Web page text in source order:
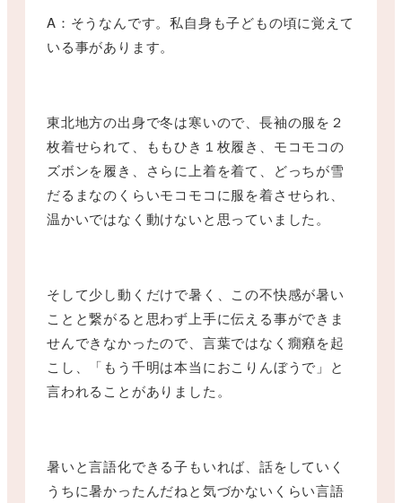
A：そうなんです。私自身も子どもの頃に覚えて
いる事があります。
東北地方の出身で冬は寒いので、長袖の服を２
枚着せられて、ももひき１枚履き、モコモコの
ズボンを履き、さらに上着を着て、どっちが雪
だるまなのくらいモコモコに服を着させられ、
温かいではなく動けないと思っていました。
そして少し動くだけで暑く、この不快感が暑い
ことと繋がると思わず上手に伝える事ができま
せんできなかったので、言葉ではなく癇癪を起
こし、「もう千明は本当におこりんぼうで」と
言われることがありました。
暑いと言語化できる子もいれば、話をしていく
うちに暑かったんだねと気づかないくらい言語